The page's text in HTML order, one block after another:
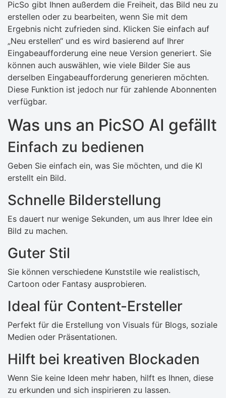
PicSo gibt Ihnen außerdem die Freiheit, das Bild neu zu
erstellen oder zu bearbeiten, wenn Sie mit dem
Ergebnis nicht zufrieden sind. Klicken Sie einfach auf
„Neu erstellen“ und es wird basierend auf Ihrer
Eingabeaufforderung eine neue Version generiert. Sie
können auch auswählen, wie viele Bilder Sie aus
derselben Eingabeaufforderung generieren möchten.
Diese Funktion ist jedoch nur für zahlende Abonnenten
verfügbar.
Was uns an PicSO AI gefällt
Einfach zu bedienen
Geben Sie einfach ein, was Sie möchten, und die KI
erstellt ein Bild.
Schnelle Bilderstellung
Es dauert nur wenige Sekunden, um aus Ihrer Idee ein
Bild zu machen.
Guter Stil
Sie können verschiedene Kunststile wie realistisch,
Cartoon oder Fantasy ausprobieren.
Ideal für Content-Ersteller
Perfekt für die Erstellung von Visuals für Blogs, soziale
Medien oder Präsentationen.
Hilft bei kreativen Blockaden
Wenn Sie keine Ideen mehr haben, hilft es Ihnen, diese
zu erkunden und sich inspirieren zu lassen.